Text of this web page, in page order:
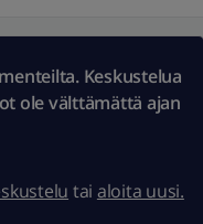
Keskustelua
ole välttämättä ajan
tai aloita uusi.